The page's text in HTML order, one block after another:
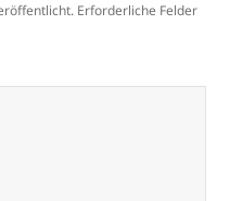
Erforderliche Felder